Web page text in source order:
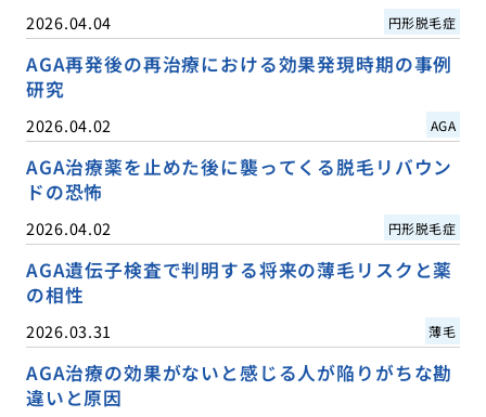
2026.04.04 円形脱毛症
AGA再発後の再治療における効果発現時期の事例
研究
2026.04.02 AGA
AGA治療薬を止めた後に襲ってくる脱毛リバウン
ドの恐怖
2026.04.02 円形脱毛症
AGA遺伝子検査で判明する将来の薄毛リスクと薬
の相性
2026.03.31 薄毛
AGA治療の効果がないと感じる人が陥りがちな勘
違いと原因